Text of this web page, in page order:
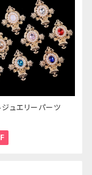
ジュエリーパーツ